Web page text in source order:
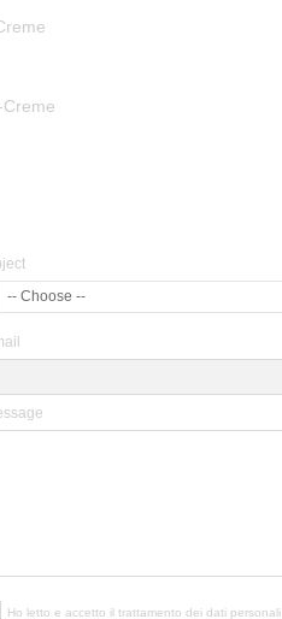
-- Choose --
Ho letto e accetto il trattamento dei dati